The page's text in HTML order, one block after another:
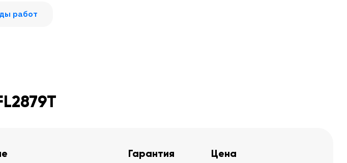
работ
Гарантия Цена